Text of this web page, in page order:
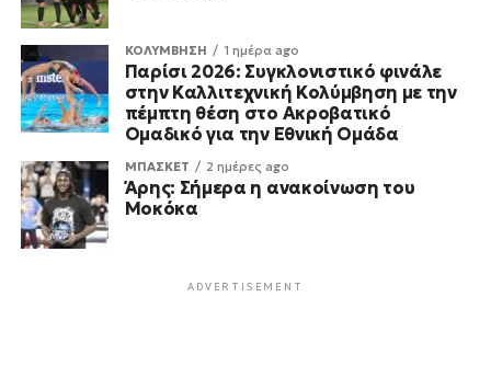
ΚΟΛΥΜΒΗΣΗ 1 ημέρα ago
Παρίσι 2026: Συγκλονιστικό φινάλε
στην Καλλιτεχνική Κολύμβηση με την
πέμπτη θέση στο Ακροβατικό
Ομαδικό για την Εθνική Ομάδα
ΜΠΑΣΚΕΤ 2 ημέρες ago
Άρης: Σήμερα η ανακοίνωση του
Μοκόκα
ADVERTISEMENT